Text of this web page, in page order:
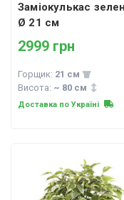
Заміокулькас
Ø 21 см
2999 грн
Горщик: 21 см
Висота: ~ 80 см
Доставка по Україні